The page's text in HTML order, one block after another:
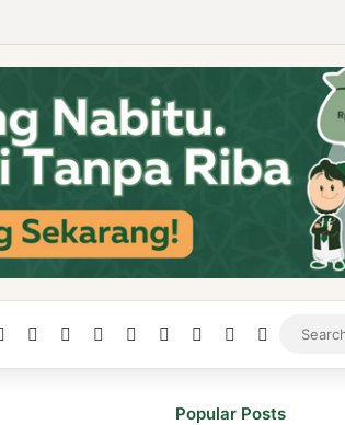
LinkedInYouTubeWordPress
InstagramMediumTelegram
TikTok
Popular Posts